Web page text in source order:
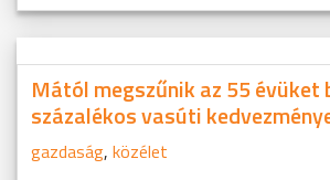
Mától megszűnik az 55
százalékos vasúti
gazdaság, közélet